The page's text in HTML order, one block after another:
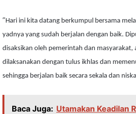
“Hari ini kita datang berkumpul bersama
yadnya yang sudah berjalan dengan baik.
disaksikan oleh pemerintah dan masyarakat,
dilaksanakan dengan tulus ikhlas dan
sehingga berjalan baik secara sekala dan
Baca Juga: Utamakan Keadilan